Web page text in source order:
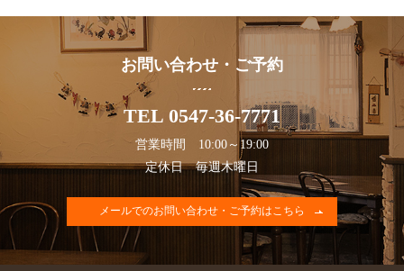
お問い合わせ・ご予約
TEL 0547-36-7771
営業時間 10:00～19:00
定休日 毎週木曜日
メールでのお問い合わせ・ご予約はこちら